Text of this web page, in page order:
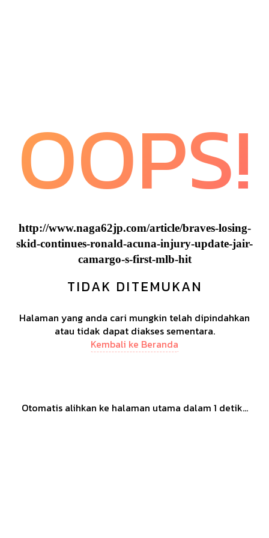
OOPS!
http://www.naga62jp.com/article/braves-losing-
skid-continues-ronald-acuna-injury-update-jair-
camargo-s-first-mlb-hit
TIDAK DITEMUKAN
Halaman yang anda cari mungkin telah dipindahkan
atau tidak dapat diakses sementara.
Kembali ke Beranda
Otomatis alihkan ke halaman utama dalam 1 detik...